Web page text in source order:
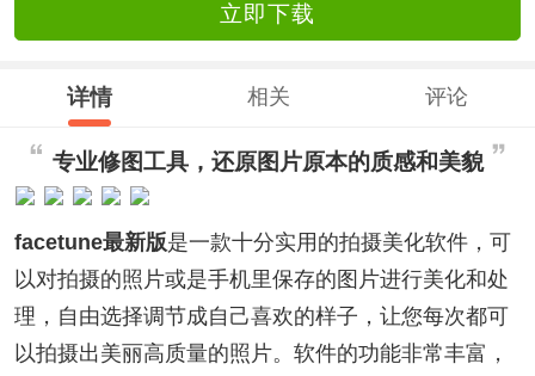
立即下载
详情 相关 评论
专业修图工具，还原图片原本的质感和美貌
facetune最新版是一款十分实用的拍摄美化软件，可
以对拍摄的照片或是手机里保存的图片进行美化和处
理，自由选择调节成自己喜欢的样子，让您每次都可
以拍摄出美丽高质量的照片。软件的功能非常丰富，